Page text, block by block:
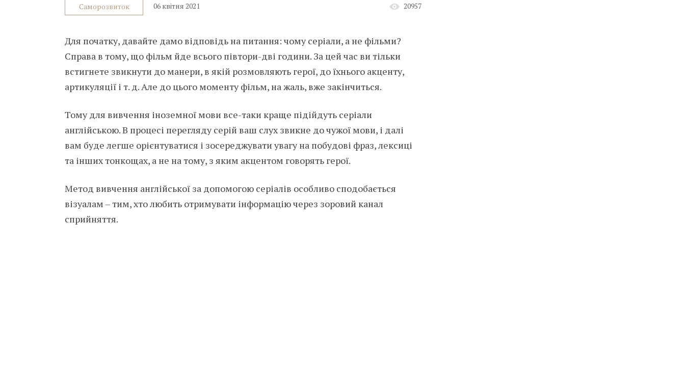
Саморозвиток 06 квітня 2021 20957
Для початку, давайте дамо відповідь на питання: чому серіали, а не фільми?
Справа в тому, що фільм йде всього півтори-дві години. За цей час ви тільки
встигнете звикнути до манери, в якій розмовляють герої, до їхнього акценту,
артикуляції і т. д. Але до цього моменту фільм, на жаль, вже закінчиться.
Тому для вивчення іноземної мови все-таки краще підійдуть серіали
англійською. В процесі перегляду серій ваш слух звикне до чужої мови, і далі
вам буде легше орієнтуватися і зосереджувати увагу на побудові фраз, лексиці
та інших тонкощах, а не на тому, з яким акцентом говорять герої.
Метод вивчення англійської за допомогою серіалів особливо сподобається
візуалам – тим, хто любить отримувати інформацію через зоровий канал
сприйняття.